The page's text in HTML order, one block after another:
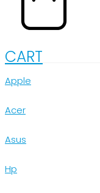
CART
Apple
Acer
Asus
Hp